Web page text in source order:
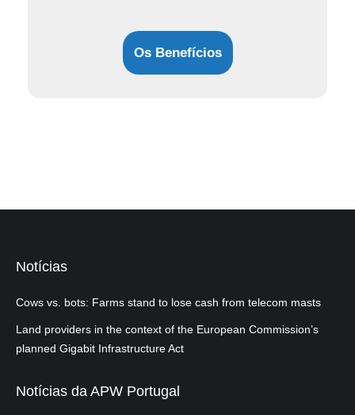
Os Benefícios
Notícias
Cows vs. bots: Farms stand to lose cash from telecom masts
Land providers in the context of the European Commission’s
planned Gigabit Infrastructure Act
Notícias da APW Portugal